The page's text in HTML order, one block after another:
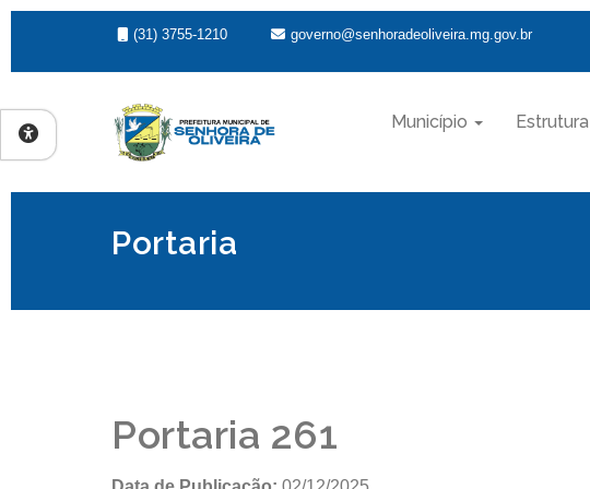
(31) 3755-1210 governo@senhoradeoliveira.mg.gov.br
Município Estrutura
Portaria
Portaria 261